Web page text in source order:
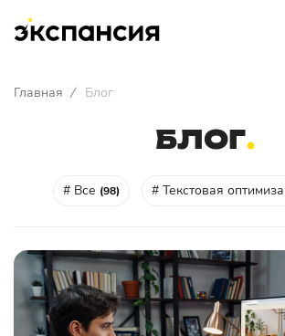
БЛОГ
Главная / Блог
# Все (98) # Текстовая